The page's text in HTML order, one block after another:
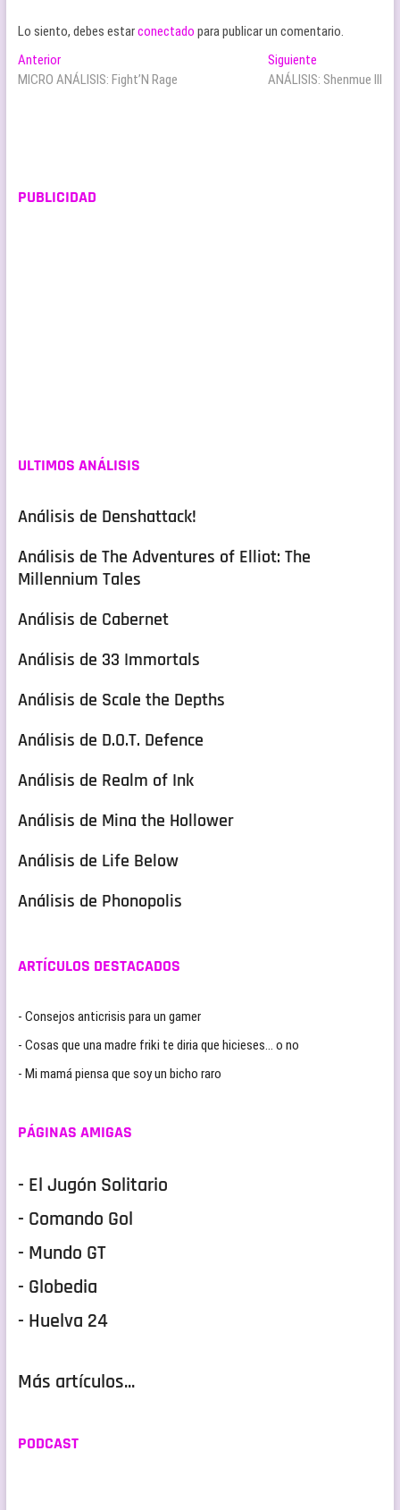
Lo siento, debes estarconectado para publicar un comentario.
Navegación
de
AnteriorEntrada
anterior:
MICRO ANÁLISIS: Fight’N Rage
Siguiente
siguiente:
ANÁLISIS: Shenmue III
PUBLICIDAD
ULTIMOS ANÁLISIS
Análisis de Denshattack!
Análisis de The Adventures of Elliot: The
Millennium Tales
Análisis de Cabernet
Análisis de 33 Immortals
Análisis de Scale the Depths
Análisis de D.O.T. Defence
Análisis de Realm of Ink
Análisis de Mina the Hollower
Análisis de Life Below
Análisis de Phonopolis
ARTÍCULOS DESTACADOS
- Consejos anticrisis para un gamer
- Cosas que una madre friki te diria que hicieses… o no
- Mi mamá piensa que soy un bicho raro
PÁGINAS AMIGAS
- El Jugón Solitario
- Comando Gol
- Mundo GT
- Globedia
- Huelva 24
Más artículos...
PODCAST